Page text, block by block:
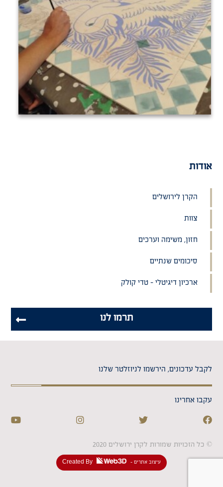
אודות
הקרן לירושלים
צוות
חזון, משימה וערכים
סיכומים שנתיים
ארכיון דיגיטלי – טדי קולק
תרמו לנו
לקבל עדכונים, הירשמו לניוזלטר שלנו
עקבו אחרינו
© כל הזכויות שמורות לקרן ירושלים 2020
Created By - עיצוב אתרים